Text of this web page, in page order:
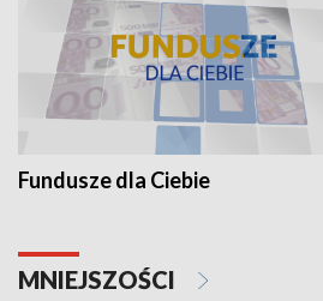
Fundusze dla Ciebie
MNIEJSZOŚCI